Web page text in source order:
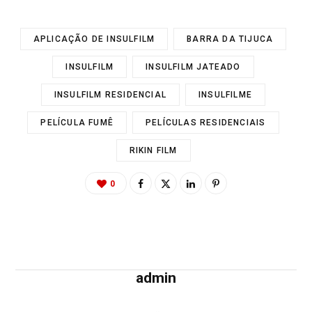
APLICAÇÃO DE INSULFILM BARRA DA TIJUCA
INSULFILM INSULFILM JATEADO
INSULFILM RESIDENCIAL INSULFILME
PELÍCULA FUMÊ PELÍCULAS RESIDENCIAIS
RIKIN FILM
0
admin